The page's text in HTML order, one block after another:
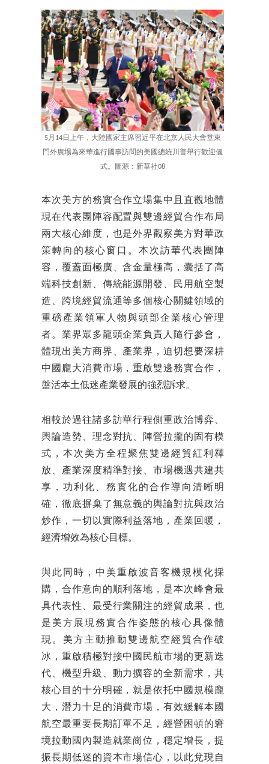
5月14日上午，大陸國家主席習近平在北京人民大會堂東
門外廣場為來華進行國事訪問的美國總統川普舉行歡迎儀
式。圖源：新華社08
本次美方的務實合作立場集中且直觀地體
現在代表團陣容配置與雙邊經貿合作布局
兩大核心維度，也是外界觀察美方對華政
策轉向的核心窗口。本次訪華代表團陣
容，覆蓋面極廣、含金量極高，囊括了高
端科技創新、傳統能源開發、民用航空製
造、跨境經貿流通等多個核心關鍵領域的
重磅產業領軍人物與頭部企業核心管理
者。業界眾多龍頭企業負責人隨行參會，
體現出美方商界、產業界，迫切想要深耕
中國龐大消費市場，重啟雙邊務實合作，
盤活本土低迷產業發展的強烈訴求。
相較於過往諸多訪華行程側重政治博弈、
輿論造勢、理念對抗、陣營拉攏的固有模
式，本次美方全程聚焦雙邊經貿紅利釋
放、產業深度精準對接、市場機遇共建共
享，功利化、務實化的合作導向清晰明
確，徹底摒棄了無意義的輿論對抗與政治
炒作，一切以實際利益落地，產業回暖，
經濟增效為核心目標。
與此同時，中美重啟波音客機規模化採
購，合作意向的順利落地，是本次峰會最
具代表性、最受行業關注的經貿成果，也
是美方展現務實合作姿態的核心具像體
現。美方主動推動雙邊航空經貿合作破
冰，重啟積極對接中國民航市場的更新迭
代、機型升級、動力擴容的全新需求，其
核心目的十分明確，就是依托中國規模龐
大，潛力十足的消費市場，有效緩解本國
航空最重要長期訂單不足，經營困頓的窘
境拉動國內製造就業崗位，穩定增長，提
振長期低迷的資本市場信心，以此兌現自